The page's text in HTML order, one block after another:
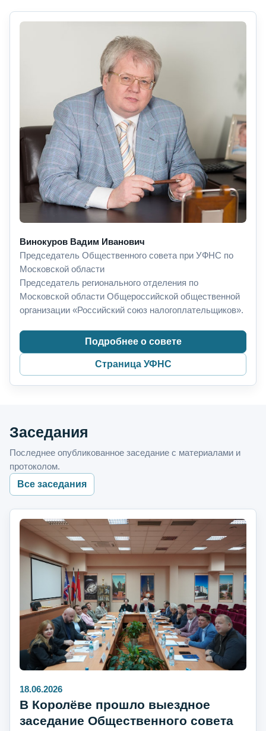
Винокуров Вадим Иванович
Председатель Общественного совета при УФНС по
Московской области
Председатель регионального отделения по
Московской области Общероссийской общественной
организации «Российский союз налогоплательщиков».
Подробнее о совете
Страница УФНС
Заседания
Последнее опубликованное заседание с материалами и
протоколом.
Все заседания
18.06.2026
В Королёве прошло выездное
заседание Общественного совета